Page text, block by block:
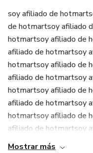
soy afiliado de
de hotmartsoy afiliado
hotmartsoy afiliado de
afiliado de hotmartsoy
hotmartsoy afiliado de
afiliado de hotmartsoy
hotmartsoy afiliado de
afiliado de hotmartsoy
hotmartsoy afiliado de
afiliado de hotmartsoy
Mostrar más